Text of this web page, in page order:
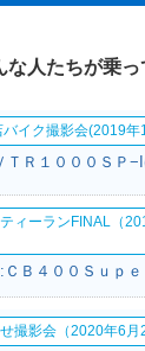
な人たちが乗っ
バイク撮影会(2019年
ＴＲ１０００ＳＰ
ィーランFINAL（
撮影会（2020年6月